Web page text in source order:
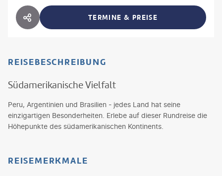
HOTEL TEILEN TERMINE & PREISE
REISEBESCHREIBUNG
Südamerikanische Vielfalt
Peru, Argentinien und Brasilien - jedes Land hat seine
einzigartigen Besonderheiten. Erlebe auf dieser Rundreise die
Höhepunkte des südamerikanischen Kontinents.
REISEMERKMALE